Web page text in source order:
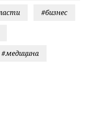
#бизнес
#медицина